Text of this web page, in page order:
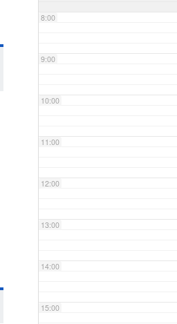
8:00
9:00
10:00
11:00
12:00
13:00
14:00
15:00